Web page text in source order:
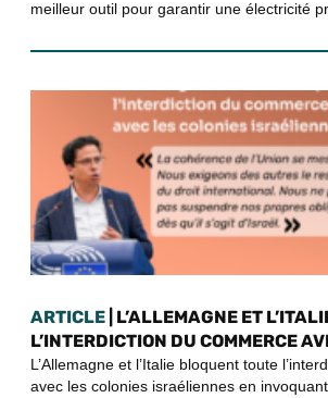
meilleur outil pour garantir une électricité
ARTICLE | L’ALLEMAGNE ET
L’INTERDICTION DU COMMERCE
L’Allemagne et l’Italie bloquent toute
avec les colonies israéliennes en